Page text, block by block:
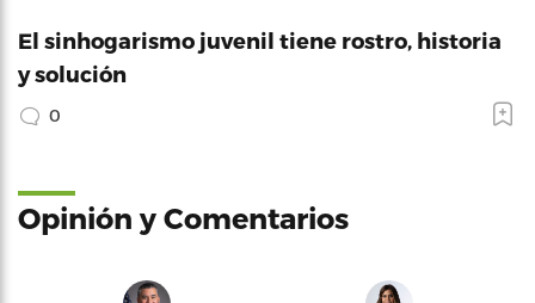
El sinhogarismo juvenil tiene rostro, historia
y solución
0
Opinión y Comentarios